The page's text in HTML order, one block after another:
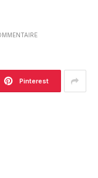
Pinterest